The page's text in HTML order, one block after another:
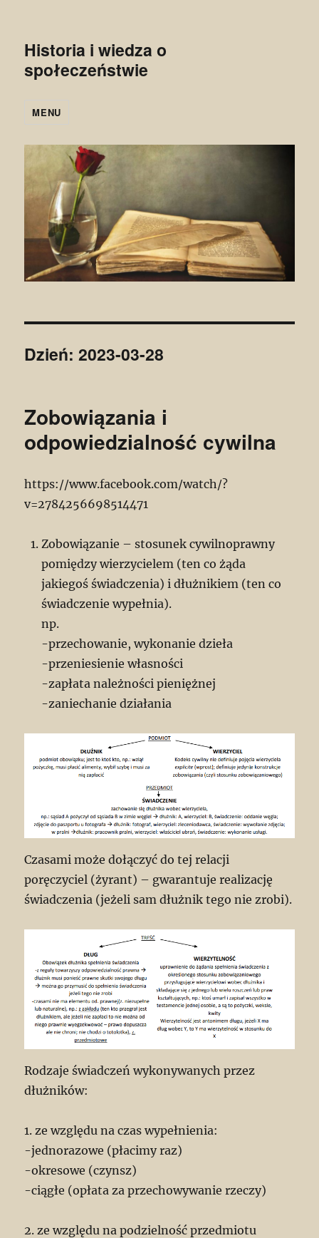
Historia i wiedza o
społeczeństwie
MENU
Dzień:2023-03-28
Zobowiązania i
odpowiedzialność cywilna
https://www.facebook.com/watch/?
v=2784256698514471
Zobowiązanie – stosunek cywilnoprawny
pomiędzy wierzycielem (ten co żąda
jakiegoś świadczenia) i dłużnikiem (ten co
świadczenie wypełnia).
np.
-przechowanie, wykonanie dzieła
-przeniesienie własności
-zapłata należności pieniężnej
-zaniechanie działania
Czasami może dołączyć do tej relacji
poręczyciel (żyrant) – gwarantuje realizację
świadczenia (jeżeli sam dłużnik tego nie zrobi).
Rodzaje świadczeń wykonywanych przez
dłużników:
1. ze względu na czas wypełnienia:
-jednorazowe (płacimy raz)
-okresowe (czynsz)
-ciągłe (opłata za przechowywanie rzeczy)
2. ze względu na podzielność przedmiotu